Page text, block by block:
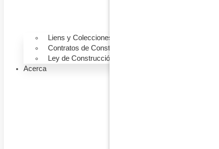
Liens y Colecciones
Contratos de Construcción
Ley de Construcción
Acerca